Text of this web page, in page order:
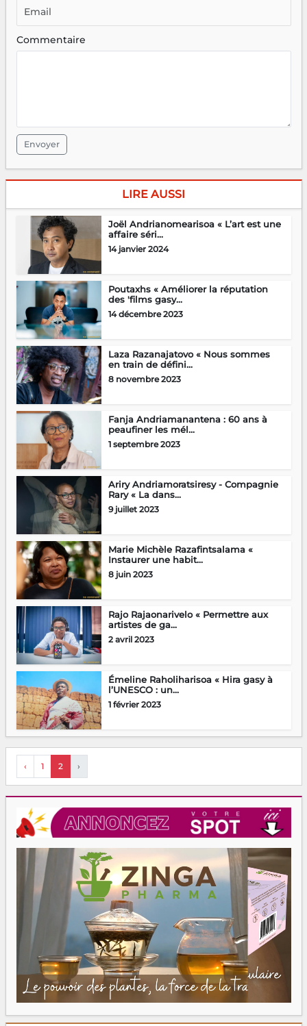
Commentaire
Envoyer
LIRE AUSSI
Joël Andrianomearisoa « L’art est une
affaire séri...
14 janvier 2024
Poutaxhs « Améliorer la réputation
des 'films gasy...
14 décembre 2023
Laza Razanajatovo « Nous sommes
en train de défini...
8 novembre 2023
Fanja Andriamanantena : 60 ans à
peaufiner les mél...
1 septembre 2023
Ariry Andriamoratsiresy - Compagnie
Rary « La dans...
9 juillet 2023
Marie Michèle Razafintsalama «
Instaurer une habit...
8 juin 2023
Rajo Rajaonarivelo « Permettre aux
artistes de ga...
2 avril 2023
Émeline Raholiharisoa « Hira gasy à
l’UNESCO : un...
1 février 2023
‹ 1 2 ›